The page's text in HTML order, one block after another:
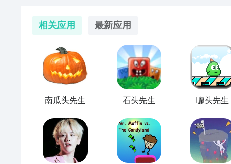
相关应用 最新应用
南瓜头先生 石头先生 噱头先生